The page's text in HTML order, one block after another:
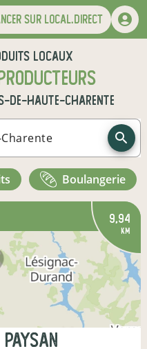
sur local.direct
locaux
de-Haute-Charente
boulangerie
9,94
km